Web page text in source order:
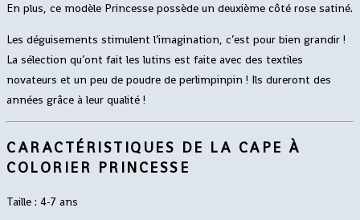
En plus, ce modèle Princesse possède un deuxième côté rose satiné.
Les déguisements stimulent l’imagination, c’est pour bien grandir !
La sélection qu’ont fait les lutins est faite avec des textiles
novateurs et un peu de poudre de perlimpinpin ! Ils dureront des
années grâce à leur qualité !
CARACTÉRISTIQUES DE LA CAPE À
COLORIER PRINCESSE
Taille : 4-7 ans